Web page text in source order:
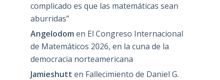
complicado es que las matemáticas sean
aburridas”
Angelodom en El Congreso Internacional
de Matemáticos 2026, en la cuna de la
democracia norteamericana
Jamieshutt en Fallecimiento de Daniel G.